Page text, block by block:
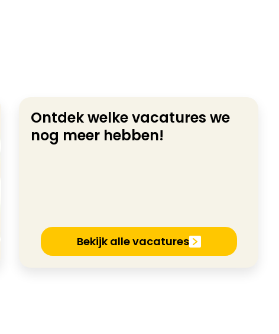
Ontdek welke vacatures we
nog meer hebben!
Bekijk alle vacatures